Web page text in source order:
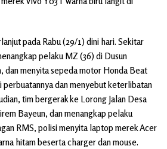
pada Rabu (29/1) dini hari. Sekitar
pelaku MZ (36) di Dusun
dan menyita sepeda motor Honda Beat
perbuatannya dan menyebut keterlibatan
tim bergerak ke Lorong Jalan Desa
Bayeun, dan menangkap pelaku
RMS, polisi menyita laptop merek Acer
hitam beserta charger dan mouse.